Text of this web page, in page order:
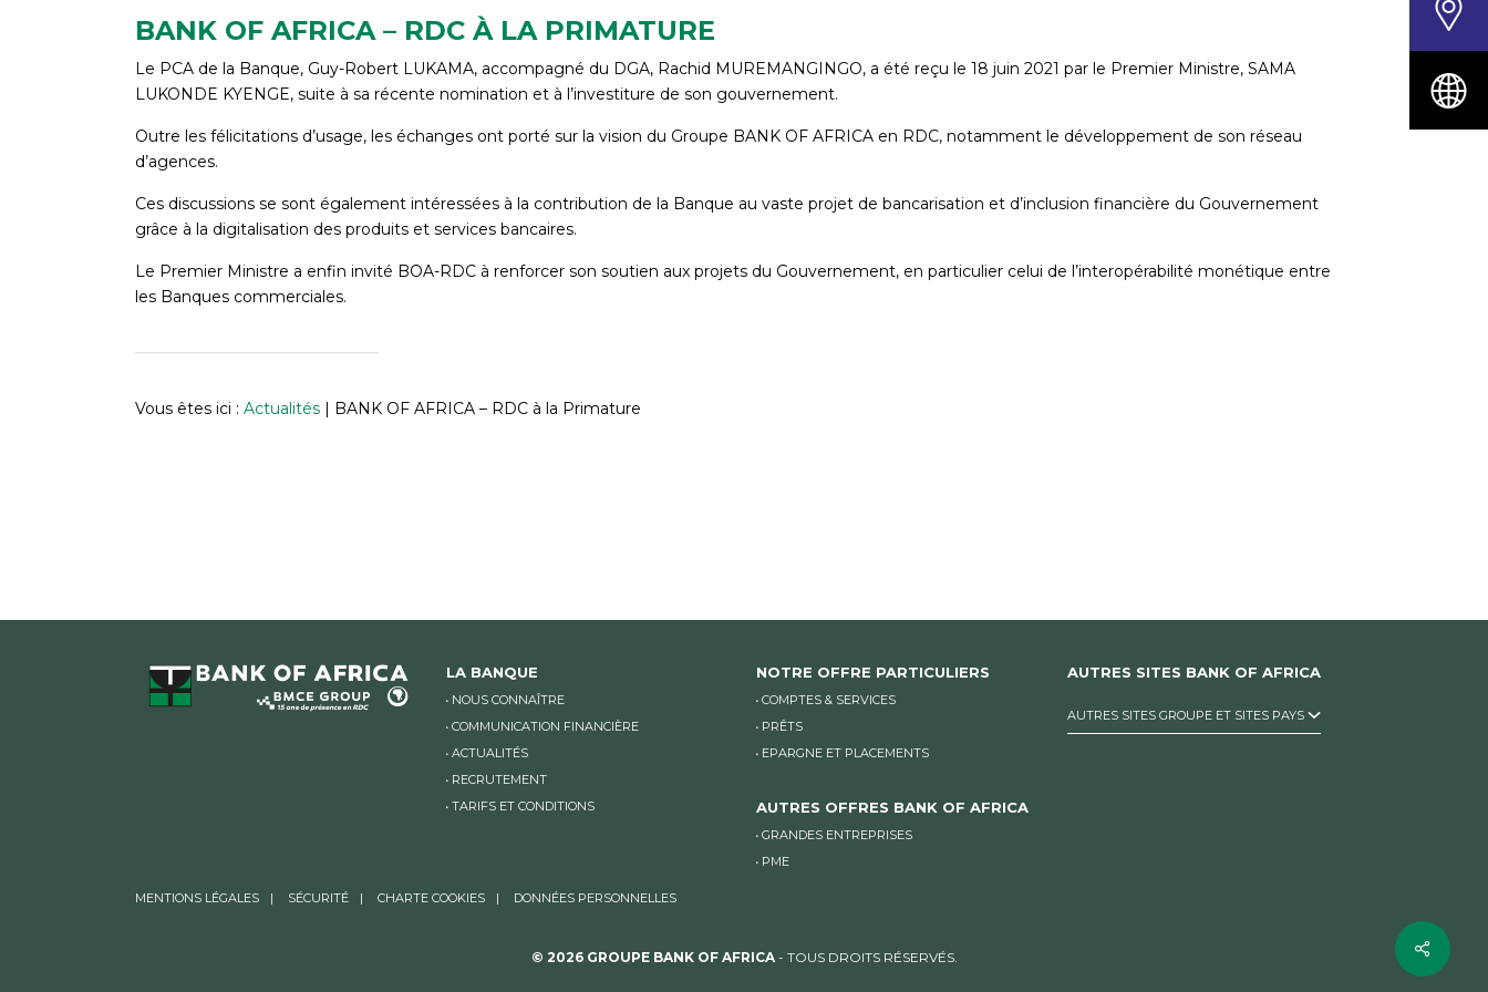
BANK OF AFRICA – RDC À LA PRIMATURE
Le PCA de la Banque, Guy-Robert LUKAMA, accompagné du DGA, Rachid MUREMANGINGO, a été reçu le 18 juin 2021 par le Premier Ministre, SAMA
LUKONDE KYENGE, suite à sa récente nomination et à l’investiture de son gouvernement.
Outre les félicitations d’usage, les échanges ont porté sur la vision du Groupe BANK OF AFRICA en RDC, notamment le développement de son réseau
d’agences.
Ces discussions se sont également intéressées à la contribution de la Banque au vaste projet de bancarisation et d’inclusion financière du Gouvernement
grâce à la digitalisation des produits et services bancaires.
Le Premier Ministre a enfin invité BOA-RDC à renforcer son soutien aux projets du Gouvernement, en particulier celui de l’interopérabilité monétique entre
les Banques commerciales.
Vous êtes ici : Actualités | BANK OF AFRICA – RDC à la Primature
Share
LA BANQUE
NOUS CONNAÎTRE
COMMUNICATION FINANCIÈRE
ACTUALITÉS
RECRUTEMENT
TARIFS ET CONDITIONS
NOTRE OFFRE PARTICULIERS
COMPTES & SERVICES
PRÊTS
EPARGNE ET PLACEMENTS
AUTRES OFFRES BANK OF AFRICA
GRANDES ENTREPRISES
PME
AUTRES SITES BANK OF AFRICA
AUTRES SITES GROUPE ET SITES PAYS
MENTIONS LÉGALES SÉCURITÉ CHARTE COOKIES DONNÉES PERSONNELLES
© 2026 GROUPE BANK OF AFRICA- TOUS DROITS RÉSERVÉS.